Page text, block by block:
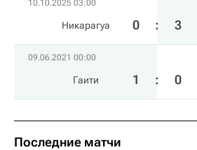
10.10.2025 03:00
Никарагуа 0 : 3
09.06.2021 00:00
Гаити 1 : 0
Последние матчи